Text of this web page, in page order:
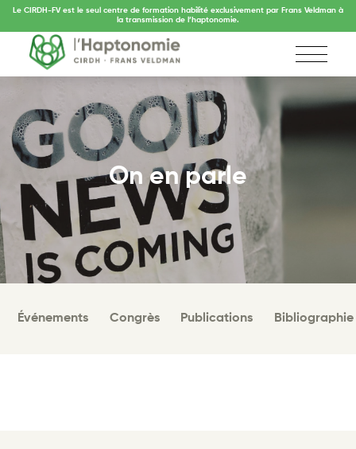
Le CIRDH-FV est le seul centre de formation habilité exclusivement par Frans Veldman à
la transmission de l’haptonomie.
On en parle
Événements Congrès Publications Bibliographie